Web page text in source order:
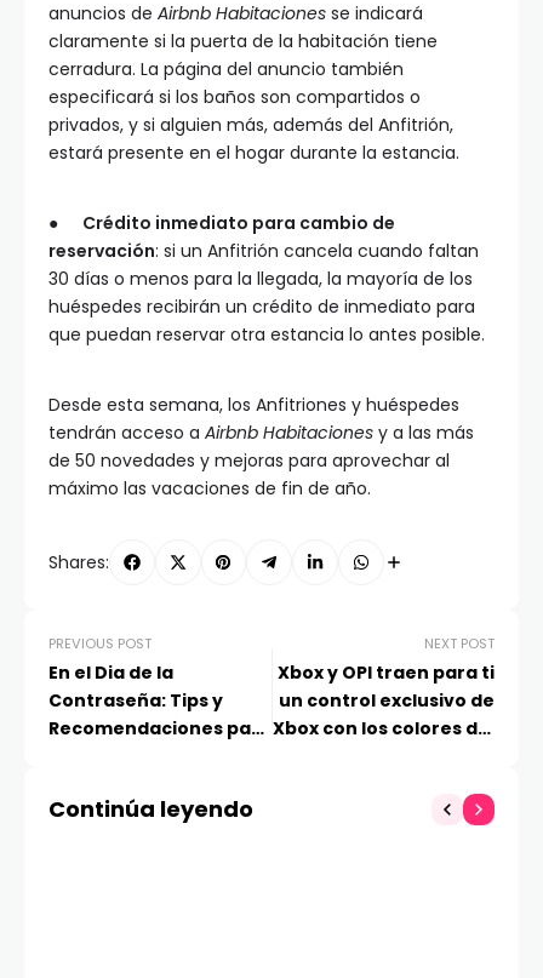
anuncios de Airbnb Habitaciones se indicará
claramente si la puerta de la habitación tiene
cerradura. La página del anuncio también
especificará si los baños son compartidos o
privados, y si alguien más, además del Anfitrión,
estará presente en el hogar durante la estancia.
● Crédito inmediato para cambio de
reservación: si un Anfitrión cancela cuando faltan
30 días o menos para la llegada, la mayoría de los
huéspedes recibirán un crédito de inmediato para
que puedan reservar otra estancia lo antes posible.
Desde esta semana, los Anfitriones y huéspedes
tendrán acceso a Airbnb Habitaciones y a las más
de 50 novedades y mejoras para aprovechar al
máximo las vacaciones de fin de año.
Shares:
PREVIOUS POST
En el Dia de la
Contraseña: Tips y
Recomendaciones para
NEXT POST
Xbox y OPI traen para ti
un control exclusivo de
Xbox con los colores del
Continúa leyendo